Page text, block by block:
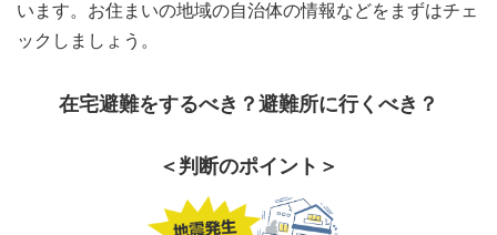
います。お住まいの地域の自治体の情報などをまずはチェ
ックしましょう。
在宅避難をするべき？避難所に行くべき？
＜判断のポイント＞